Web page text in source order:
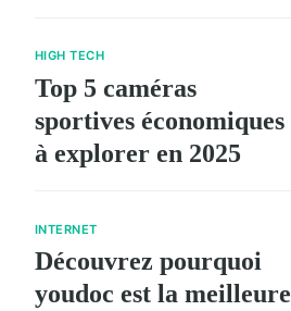
HIGH TECH
Top 5 caméras
sportives économiques
à explorer en 2025
INTERNET
Découvrez pourquoi
youdoc est la meilleure